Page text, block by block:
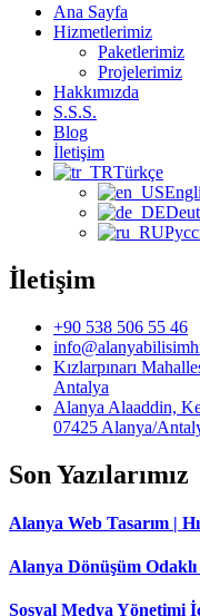
Ana Sayfa
Hizmetlerimiz
Paketlerimiz
Projelerimiz
Hakkımızda
S.S.S.
Blog
İletişim
Türkçe
İletişim
+90 538 506 55 46
Kızlarpınarı
Antalya
Alanya Alaaddin,
07425 Alanya/
Son Yazılarımız
Alanya Web Tasarım |
Alanya Dönüşüm
Sosyal Medya